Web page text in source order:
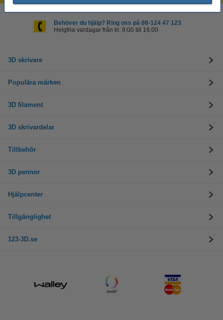
Behöver du hjälp? Ring oss på 08-124 47 123
Helgfria vardagar från kl. 9:00 till 16:00
3D skrivare
Populära märken
3D filament
3D skrivardelar
Tillbehör
3D pennor
Hjälpcenter
Tillgänglighet
123-3D.se